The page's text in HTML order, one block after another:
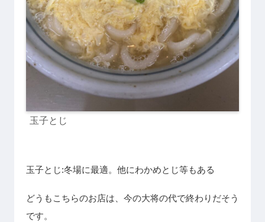
玉子とじ
玉子とじ:冬場に最適。他にわかめとじ等もある
どうもこちらのお店は、今の大将の代で終わりだそう
です。